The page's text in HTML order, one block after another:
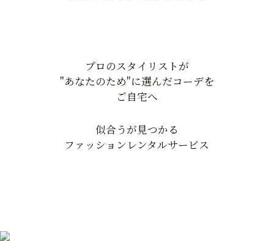
プロのスタイリストが
"あなたのため"に選んだコーデを
ご自宅へ
似合うが見つかる
ファッションレンタルサービス